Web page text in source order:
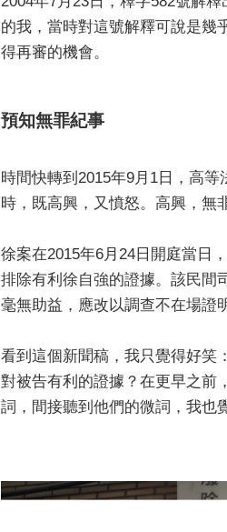
的我，當時對這號解釋可說是幾
得再審的機會。
預知無罪紀事
時間快轉到2015年9月1日，高
時，既高興，又憤怒。高興，無
徐案在2015年6月24日開庭當日
排除有利徐自強的證據。該民間
毫無助益，應改以調查不在場證
看到這個新聞稿，我只覺得好笑
對被告有利的證據？在更早之前
詞，間接聽到他們的微詞，我也